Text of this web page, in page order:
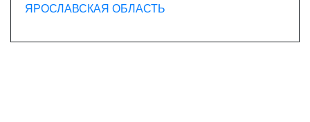
ЯРОСЛАВСКАЯ ОБЛАСТЬ